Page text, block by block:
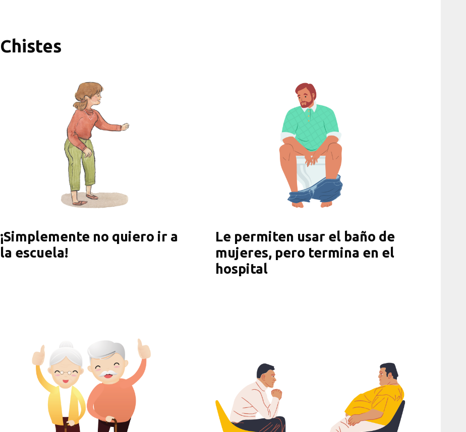
Chistes
¡Simplemente no quiero ir a
la escuela!
Le permiten usar el baño de
mujeres, pero termina en el
hospital